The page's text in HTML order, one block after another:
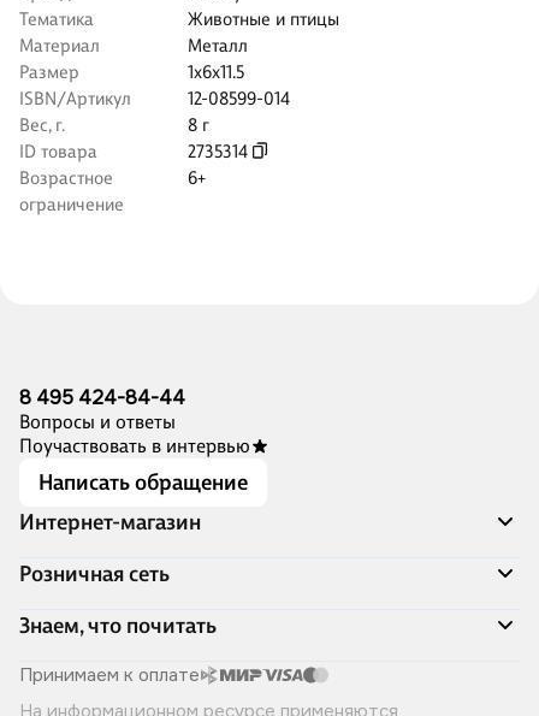
Тематика
Животные и птицы
Материал
Металл
Размер
1x6x11.5
ISBN/Артикул
12-08599-014
Вес, г.
8 г
ID товара
2735314
Возрастное
ограничение
6+
8 495 424-84-44
Вопросы и ответы
Поучаствовать в интервью
Написать обращение
Интернет-магазин
Акции
Доставка и оплата
Программа лояльности
Подарочные сертификаты
Правила продажи
Розничная сеть
Адреса магазинов
Книжный Дозор
О компании
Читай-город для бизнеса
Знаем, что почитать
Скоро в продаже
Принимаем к оплате
На информационном ресурсе применяются